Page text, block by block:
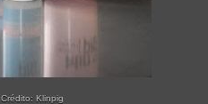
Crédito: Klinpig